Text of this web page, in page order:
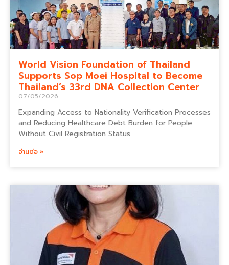
World Vision Foundation of Thailand
Supports Sop Moei Hospital to Become
Thailand’s 33rd DNA Collection Center
07/05/2026
Expanding Access to Nationality Verification Processes
and Reducing Healthcare Debt Burden for People
Without Civil Registration Status
อ่านต่อ »